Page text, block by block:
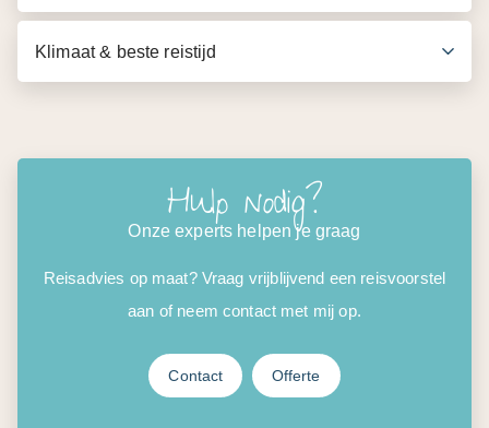
Klimaat & beste reistijd
Hulp nodig?
Onze experts helpen je graag
Reisadvies op maat? Vraag vrijblijvend een reisvoorstel
aan of neem contact met mij op.
Contact Offerte